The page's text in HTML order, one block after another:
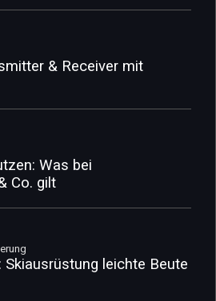
& Receiver mit
Was bei
Co. gilt
leichte Beute